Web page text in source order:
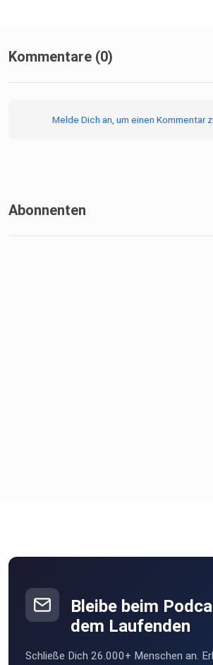
Kommentare (0)
Melde Dich an, um einen Kommentar
Abonnenten
Bleibe beim
dem Laufenden
Schließe Dich 26.000+ Menschen an.